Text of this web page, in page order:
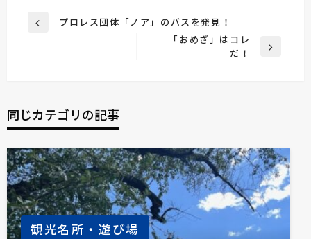
投
ー
ョ
ン
前
プロレス団体「ノア」のバスを発見！
「おめざ」はコレ
だ！
同じカテゴリの記事
観光名所・遊び場